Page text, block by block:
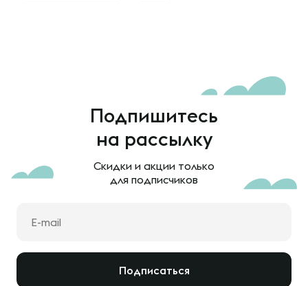
Подпишитесь
на рассылку
Скидки и акции только
для подписчиков
Подписаться